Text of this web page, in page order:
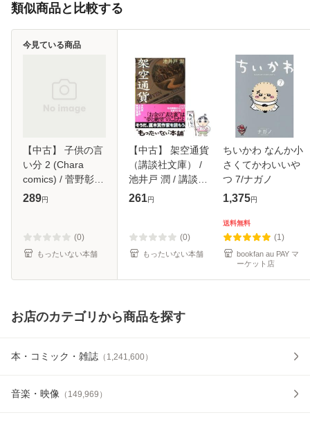
類似商品と比較する
【中古】 子供の言
い分 2 (Chara
comics) / 菅野彰、
二宮悦巳 / 徳間書
289円
(0)
もったいない本舗
今見ている商品
【中古】 架空通貨
（講談社文庫） /
池井戸 潤 / 講談社
[文庫]【メール便送
261円
(0)
もったいない本舗
ちいかわ なんか小
さくてかわいいや
つ 7/ナガノ
1,375円
送料無料
(1)
bookfan au PAY マ
ーケット店
お店のカテゴリから商品を探す
本・コミック・雑誌 （ 1,241,600）
音楽・映像 （ 149,969 ）